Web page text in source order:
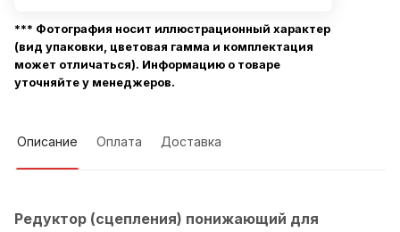
*** Фотография носит иллюстрационный характер
(вид упаковки, цветовая гамма и комплектация
может отличаться). Информацию о товаре
уточняйте у менеджеров.
Описание Оплата Доставка
Редуктор (сцепления) понижающий для